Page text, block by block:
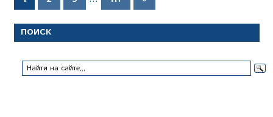
записи
ПОИСК